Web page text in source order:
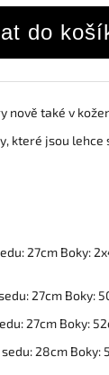
do
nově také v
které jsou lehce
27cm Boky:
27cm Boky:
27cm Boky:
28cm Boky: